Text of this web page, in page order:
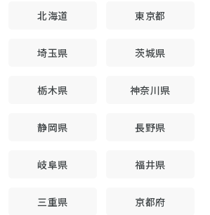
北海道 東京都
埼玉県 茨城県
栃木県 神奈川県
静岡県 長野県
岐阜県 福井県
三重県 京都府